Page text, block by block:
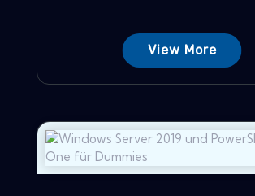
View More